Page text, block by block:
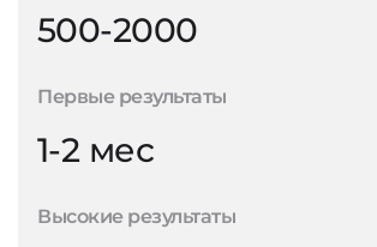
500-2000
Первые результаты
1-2 мес
Высокие результаты